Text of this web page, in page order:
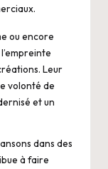
ou encore
Leur
volonté de
et un
dans des
à faire